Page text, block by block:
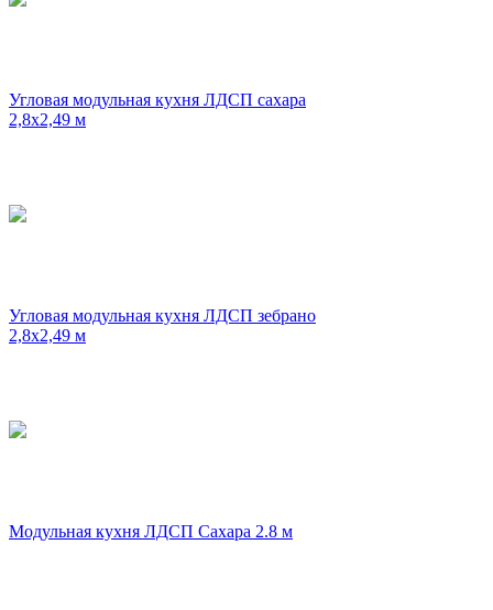
Угловая модульная кухня ЛДСП сахара
2,8х2,49 м
Угловая модульная кухня ЛДСП зебрано
2,8х2,49 м
Модульная кухня ЛДСП Сахара 2.8 м